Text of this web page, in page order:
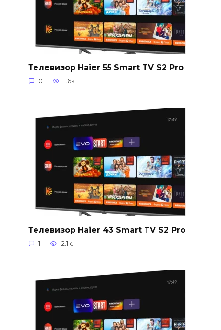
Телевизор Haier 55 Smart TV S2 Pro
0 1.6к.
Телевизор Haier 43 Smart TV S2 Pro
1 2.1к.